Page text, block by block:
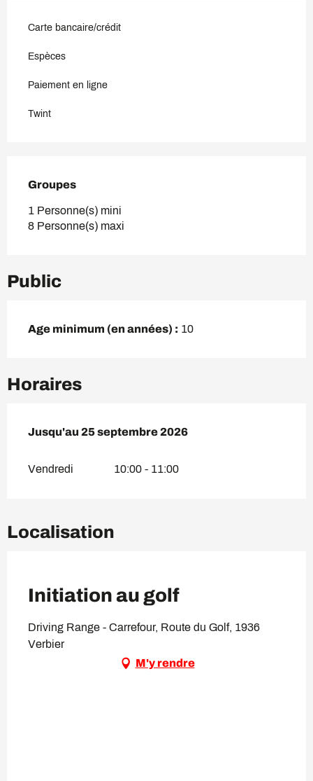
Carte bancaire/crédit
Espèces
Paiement en ligne
Twint
Groupes
Groupes
1 Personne(s) mini
8 Personne(s) maxi
Public
Age minimum (en années) : 10
Horaires
Du3 juillet 2026au25 septembre 2026
Jusqu'au 25 septembre 2026
Vendredi 10:00 - 11:00
Localisation
Initiation au golf
Driving Range - Carrefour, Route du Golf, 1936
Verbier
M'y rendre